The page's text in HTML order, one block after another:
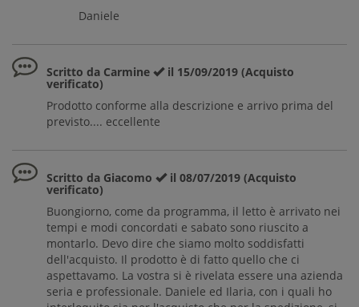
Daniele
Scritto da Carmine il 15/09/2019 (Acquisto
verificato)
Prodotto conforme alla descrizione e arrivo prima del
previsto.... eccellente
Scritto da Giacomo il 08/07/2019 (Acquisto
verificato)
Buongiorno, come da programma, il letto è arrivato nei
tempi e modi concordati e sabato sono riuscito a
montarlo. Devo dire che siamo molto soddisfatti
dell'acquisto. Il prodotto è di fatto quello che ci
aspettavamo. La vostra si è rivelata essere una azienda
seria e professionale. Daniele ed Ilaria, con i quali ho